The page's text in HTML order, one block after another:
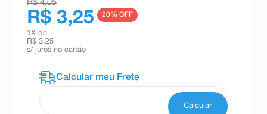
R$ 4,05
R$ 3,25 20% OFF
1 X de
R$ 3,25
s/ juros no cartão